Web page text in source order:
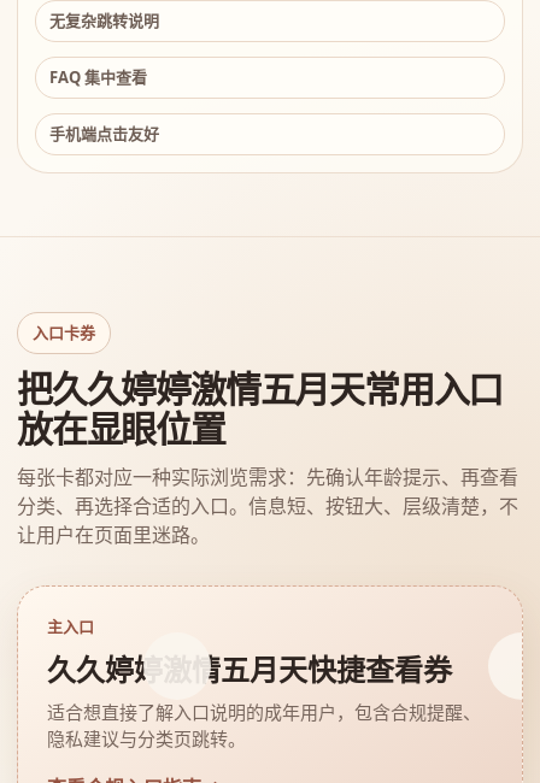
无复杂跳转说明
FAQ 集中查看
手机端点击友好
入口卡券
把久久婷婷激情五月天常用入口
放在显眼位置
每张卡都对应一种实际浏览需求：先确认年龄提示、再查看
分类、再选择合适的入口。信息短、按钮大、层级清楚，不
让用户在页面里迷路。
主入口
久久婷婷激情五月天快捷查看券
适合想直接了解入口说明的成年用户，包含合规提醒、
隐私建议与分类页跳转。